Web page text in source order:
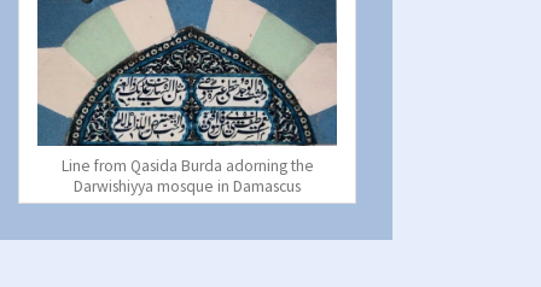
Line from Qasida Burda adorning the
Darwishiyya mosque in Damascus